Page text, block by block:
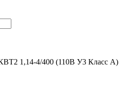
1,14-4/400 (110В У3 Класс А)